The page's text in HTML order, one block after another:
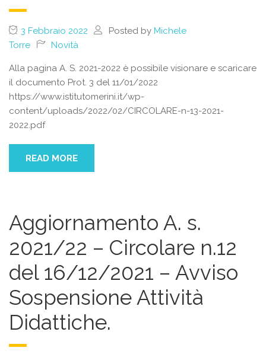
3 Febbraio 2022 Posted by Michele
Torre
Novità
Alla pagina A. S. 2021-2022 è possibile visionare e scaricare
il documento Prot. 3 del 11/01/2022
https://www.istitutomerini.it/wp-
content/uploads/2022/02/CIRCOLARE-n-13-2021-
2022.pdf
READ MORE
Aggiornamento A. s.
2021/22 – Circolare n.12
del 16/12/2021 – Avviso
Sospensione Attività
Didattiche.